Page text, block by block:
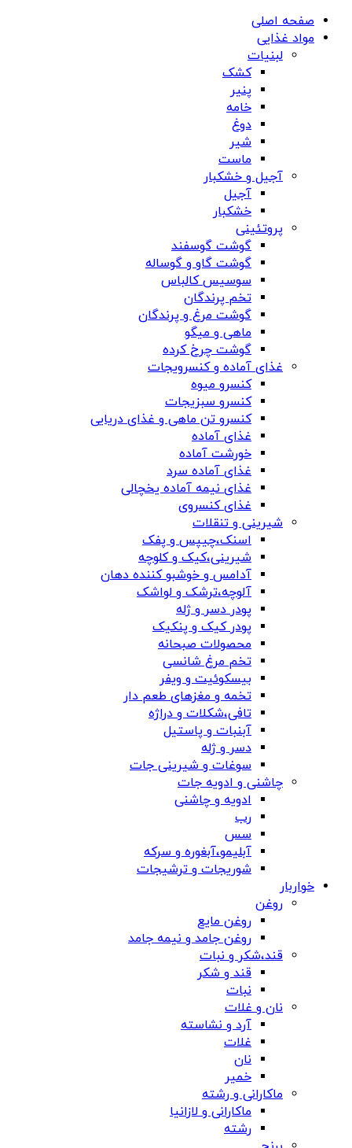
صفحه اصلی
مواد غذایی
لبنیات
کشک
پنیر
خامه
دوغ
شیر
ماست
آجیل و خشکبار
آجیل
خشکبار
پروتئینی
گوشت گوسفند
گوشت گاو و گوساله
سوسیس کالباس
تخم پرندگان
گوشت مرغ و پرندگان
ماهی و میگو
گوشت چرخ کرده
غذای آماده و کنسرویجات
کنسرو میوه
کنسرو سبزیجات
کنسرو تن ماهی و غذای دریایی
غذای آماده
خورشت آماده
غذای آماده سرد
غذای نیمه آماده یخچالی
غذای کنسروی
شیرینی و تنقلات
اسنک،چیپس و پفک
شیرینی،کیک و کلوچه
آدامس و خوشبو کننده دهان
آلوچه،ترشک و لواشک
پودر دسر و ژله
پودر کیک و پنکیک
محصولات صبحانه
تخم مرغ شانسی
بیسکوئیت و ویفر
تخمه و مغزهای طعم دار
تافی،شکلات و دراژه
آبنبات و پاستیل
دسر و ژله
سوغات و شیرینی جات
چاشنی و ادویه جات
ادویه و چاشنی
رب
سس
آبلیمو،آبغوره و سرکه
شوریجات و ترشیجات
خواربار
روغن
روغن مایع
روغن جامد و نیمه جامد
قند،شکر و نبات
قند و شکر
نبات
نان و غلات
آرد و نشاسته
غلات
نان
خمیر
ماکارانی و رشته
ماکارانی و لازانیا
رشته